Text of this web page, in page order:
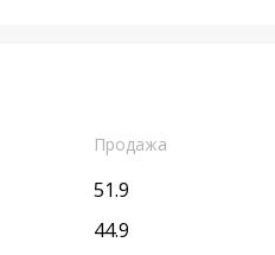
Продажа
51.9
44.9